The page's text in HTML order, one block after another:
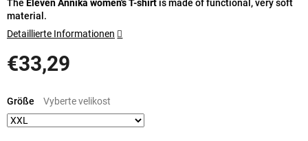
€33,29
Größe
The Eleven Annika women's T-shirt is made of functional, very soft
material.
Detaillierte Informationen